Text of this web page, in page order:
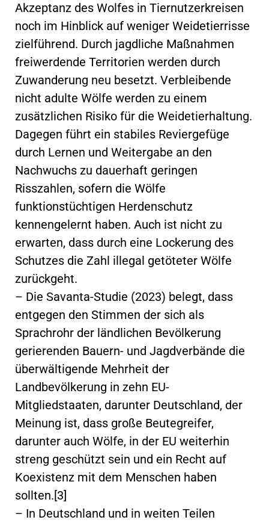
Akzeptanz des Wolfes in Tiernutzerkreisen
noch im Hinblick auf weniger Weidetierrisse
zielführend. Durch jagdliche Maßnahmen
freiwerdende Territorien werden durch
Zuwanderung neu besetzt. Verbleibende
nicht adulte Wölfe werden zu einem
zusätzlichen Risiko für die Weidetierhaltung.
Dagegen führt ein stabiles Reviergefüge
durch Lernen und Weitergabe an den
Nachwuchs zu dauerhaft geringen
Risszahlen, sofern die Wölfe
funktionstüchtigen Herdenschutz
kennengelernt haben. Auch ist nicht zu
erwarten, dass durch eine Lockerung des
Schutzes die Zahl illegal getöteter Wölfe
zurückgeht.
– Die Savanta-Studie (2023) belegt, dass
entgegen den Stimmen der sich als
Sprachrohr der ländlichen Bevölkerung
gerierenden Bauern- und Jagdverbände die
überwältigende Mehrheit der
Landbevölkerung in zehn EU-
Mitgliedstaaten, darunter Deutschland, der
Meinung ist, dass große Beutegreifer,
darunter auch Wölfe, in der EU weiterhin
streng geschützt sein und ein Recht auf
Koexistenz mit dem Menschen haben
sollten.[3]
– In Deutschland und in weiten Teilen